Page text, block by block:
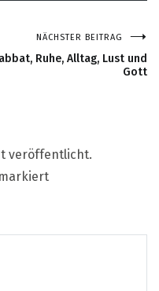
NÄCHSTER BEITRAG
Ruhe, Alltag, Lust und
Gott
veröffentlicht.
markiert